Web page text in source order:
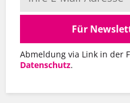
Für
Abmeldung via Link in der
Datenschutz.